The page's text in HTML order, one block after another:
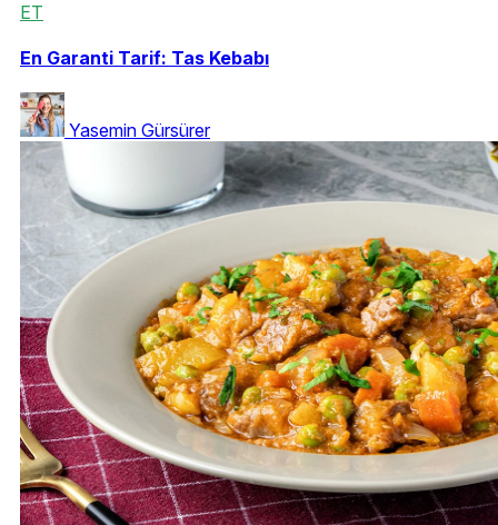
ET
En Garanti Tarif: Tas Kebabı
Yasemin Gürsürer